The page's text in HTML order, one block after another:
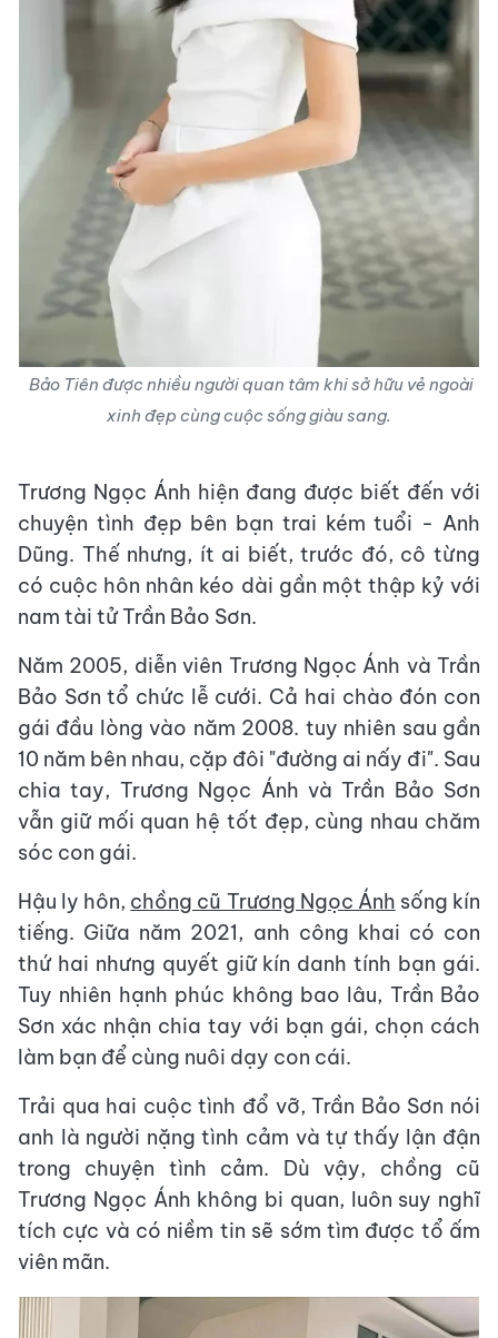
Bảo Tiên được nhiều người quan tâm khi sở hữu vẻ ngoài
xinh đẹp cùng cuộc sống giàu sang.
Trương Ngọc Ánh hiện đang được biết đến với
chuyện tình đẹp bên bạn trai kém tuổi - Anh
Dũng. Thế nhưng, ít ai biết, trước đó, cô từng
có cuộc hôn nhân kéo dài gần một thập kỷ với
nam tài tử Trần Bảo Sơn.
Năm 2005, diễn viên Trương Ngọc Ánh và Trần
Bảo Sơn tổ chức lễ cưới. Cả hai chào đón con
gái đầu lòng vào năm 2008. tuy nhiên sau gần
10 năm bên nhau, cặp đôi "đường ai nấy đi". Sau
chia tay, Trương Ngọc Ánh và Trần Bảo Sơn
vẫn giữ mối quan hệ tốt đẹp, cùng nhau chăm
sóc con gái.
Hậu ly hôn, chồng cũ Trương Ngọc Ánh sống kín
tiếng. Giữa năm 2021, anh công khai có con
thứ hai nhưng quyết giữ kín danh tính bạn gái.
Tuy nhiên hạnh phúc không bao lâu, Trần Bảo
Sơn xác nhận chia tay với bạn gái, chọn cách
làm bạn để cùng nuôi dạy con cái.
Trải qua hai cuộc tình đổ vỡ, Trần Bảo Sơn nói
anh là người nặng tình cảm và tự thấy lận đận
trong chuyện tình cảm. Dù vậy, chồng cũ
Trương Ngọc Ánh không bi quan, luôn suy nghĩ
tích cực và có niềm tin sẽ sớm tìm được tổ ấm
viên mãn.